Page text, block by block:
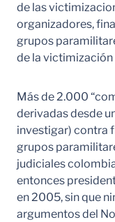
de las
organizadores,
grupos
de la
Más de 2.000
derivadas desde
investigar) contra
grupos
judiciales
entonces
en 2005, sin que
argumentos del